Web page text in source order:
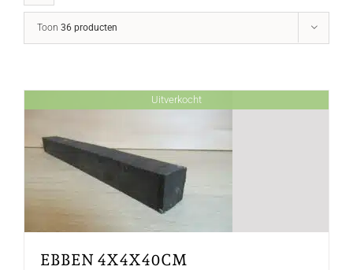
Toon 36 producten
Uitverkocht
EBBEN 4X4X40CM